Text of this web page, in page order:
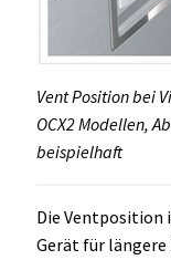
Vent Position bei
OCX2 Modellen,
beispielhaft
Die Ventposition
Gerät für